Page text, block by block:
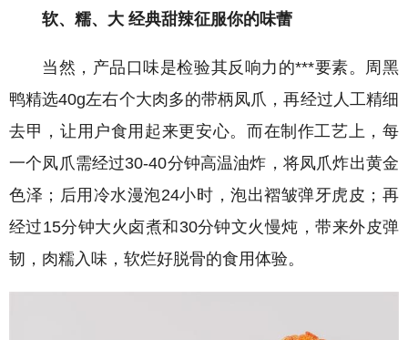
软、糯、大 经典甜辣征服你的味蕾
当然，产品口味是检验其反响力的***要素。周黑
鸭精选40g左右个大肉多的带柄凤爪，再经过人工精细
去甲，让用户食用起来更安心。而在制作工艺上，每
一个凤爪需经过30-40分钟高温油炸，将凤爪炸出黄金
色泽；后用冷水漫泡24小时，泡出褶皱弹牙虎皮；再
经过15分钟大火卤煮和30分钟文火慢炖，带来外皮弹
韧，肉糯入味，软烂好脱骨的食用体验。